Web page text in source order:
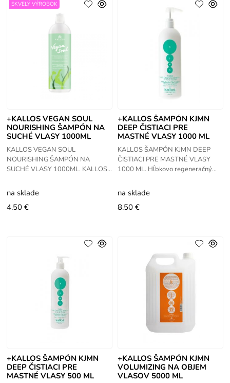
+KALLOS VEGAN SOUL
NOURISHING ŠAMPÓN NA
SUCHÉ VLASY 1000ML
KALLOS VEGAN SOUL
NOURISHING ŠAMPÓN NA
SUCHÉ VLASY 1000ML. KALLOS
obsahom proteínov a s
avokádovým olejom. Veganský
výživný
SKVELÝ VÝROBOK
na sklade
4.50 €
+KALLOS ŠAMPÓN KJMN
DEEP ČISTIACI PRE
MASTNÉ VLASY 1000 ML
KALLOS ŠAMPÓN KJMN DEEP
ČISTIACI PRE MASTNÉ VLASY
1000 ML. Hĺbkovo regeneračný
Špeciálne zloženie z výťažkami
na sklade
8.50 €
+KALLOS ŠAMPÓN KJMN
DEEP ČISTIACI PRE
MASTNÉ VLASY 500 ML
+KALLOS ŠAMPÓN KJMN
VOLUMIZING NA OBJEM
VLASOV 5000 ML